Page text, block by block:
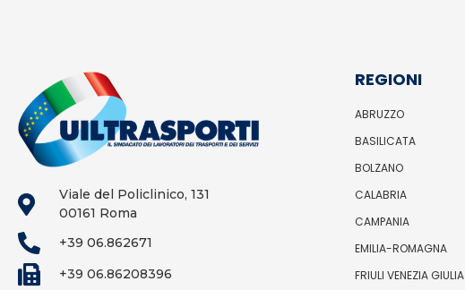
Viale del Policlinico, 131
00161 Roma
+39 06.862671
+39 06.86208396
REGIONI
ABRUZZO
BASILICATA
BOLZANO
CALABRIA
CAMPANIA
EMILIA-ROMAGNA
FRIULI VENEZIA GIULIA